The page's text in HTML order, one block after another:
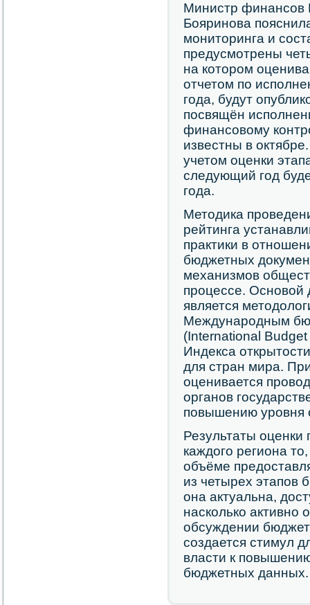
Министр финансов
Бояринова
мониторинга и
предусмотрены
на котором
отчетом по
года, будут
посвящён
финансовому
известны в
учетом оценки
следующий год
года.
Методика
рейтинга
практики в
бюджетных
механизмов
процессе. Основой
является
Международным
(International
Индекса
для стран мира.
оценивается
органов
повышению уровня
Результаты оценки
каждого региона
объёме
из четырех этапов
она актуальна,
насколько активно
обсуждении
создается стимул
власти к
бюджетных данных.